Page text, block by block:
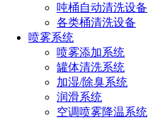
吨桶自动清洗设备
各类桶清洗设备
喷雾系统
喷雾添加系统
罐体清洗系统
加湿/除臭系统
润滑系统
空调喷雾降温系统